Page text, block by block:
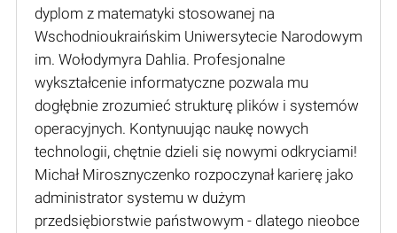
dyplom z matematyki stosowanej na
Wschodnioukraińskim Uniwersytecie Narodowym
im. Wołodymyra Dahlia. Profesjonalne
wykształcenie informatyczne pozwala mu
dogłębnie zrozumieć strukturę plików i systemów
operacyjnych. Kontynuując naukę nowych
technologii, chętnie dzieli się nowymi odkryciami!
Michał Mirosznyczenko rozpoczynał karierę jako
administrator systemu w dużym
przedsiębiorstwie państwowym - dlatego nieobce